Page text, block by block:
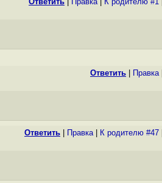
Ответить Правка|
Ответить Правка| К родителю #47